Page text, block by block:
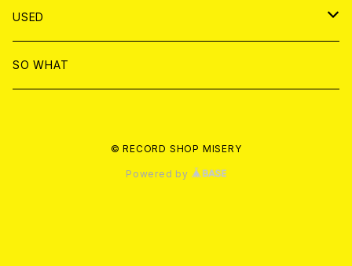
T-SHIRT & WEAR
DVD
BADGE
PATCH
USED
書籍
SO WHAT
© RECORD SHOP MISERY
Powered by